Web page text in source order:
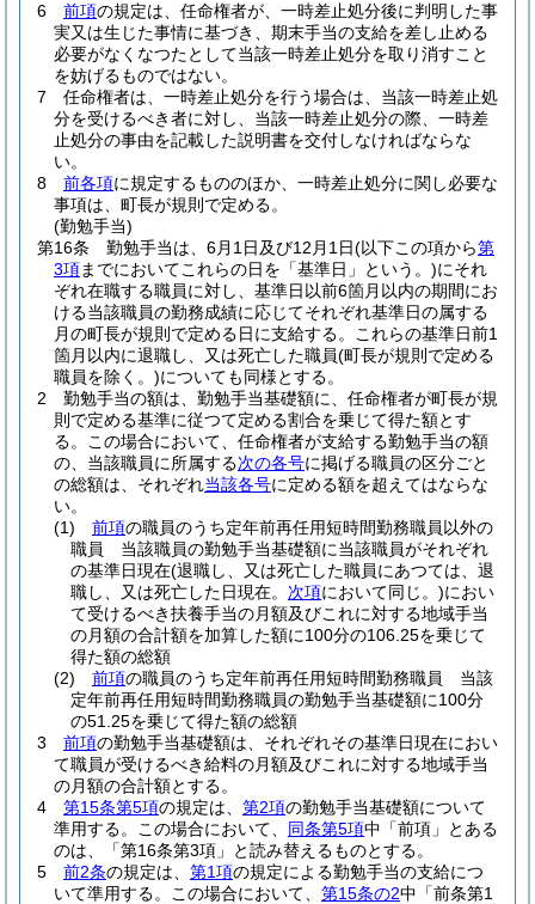
6
前項の規定は、任命権者が、一時差止処分後に判明した事
実又は生じた事情に基づき、期末手当の支給を差し止める
必要がなくなつたとして当該一時差止処分を取り消すこと
を妨げるものではない。
7
任命権者は、一時差止処分を行う場合は、当該一時差止処
分を受けるべき者に対し、当該一時差止処分の際、一時差
止処分の事由を記載した説明書を交付しなければならな
い。
8
前各項に規定するもののほか、一時差止処分に関し必要な
事項は、町長が規則で定める。
(勤勉手当)
第16条
勤勉手当は、6月1日及び12月1日(以下この項から第
3項までにおいてこれらの日を「基準日」という。)にそれ
ぞれ在職する職員に対し、基準日以前6箇月以内の期間にお
ける当該職員の勤務成績に応じてそれぞれ基準日の属する
月の町長が規則で定める日に支給する。
これらの基準日前1
箇月以内に退職し、又は死亡した職員(町長が規則で定める
職員を除く。)についても同様とする。
2
勤勉手当の額は、勤勉手当基礎額に、任命権者が町長が規
則で定める基準に従つて定める割合を乗じて得た額とす
る。
この場合において、任命権者が支給する勤勉手当の額
の、当該職員に所属する次の各号に掲げる職員の区分ごと
の総額は、それぞれ当該各号に定める額を超えてはならな
い。
(1)
前項の職員のうち定年前再任用短時間勤務職員以外の
職員 当該職員の勤勉手当基礎額に当該職員がそれぞれ
の基準日現在(退職し、又は死亡した職員にあつては、退
職し、又は死亡した日現在。 次項において同じ。)におい
て受けるべき扶養手当の月額及びこれに対する地域手当
の月額の合計額を加算した額に100分の106.25を乗じて
得た額の総額
(2)
前項の職員のうち定年前再任用短時間勤務職員 当該
定年前再任用短時間勤務職員の勤勉手当基礎額に100分
の51.25を乗じて得た額の総額
3
前項の勤勉手当基礎額は、それぞれその基準日現在におい
て職員が受けるべき給料の月額及びこれに対する地域手当
の月額の合計額とする。
4
第15条第5項の規定は、 第2項の勤勉手当基礎額について
準用する。
この場合において、 同条第5項中「前項」とある
のは、「第16条第3項」と読み替えるものとする。
5
前2条の規定は、 第1項の規定による勤勉手当の支給につ
いて準用する。
この場合において、 第15条の2中「前条第1